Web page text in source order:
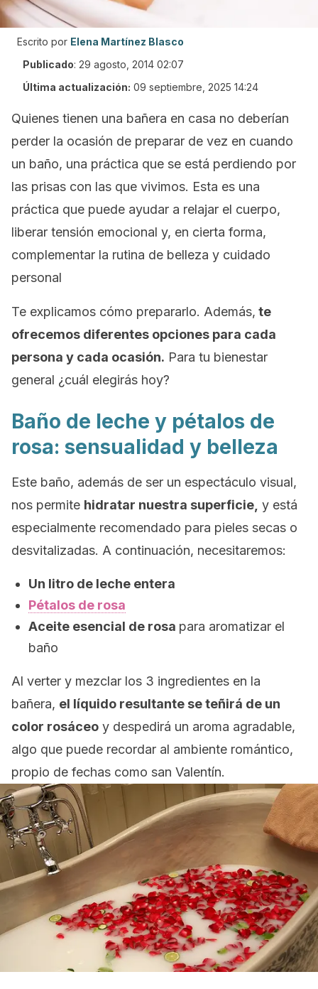
Escrito por Elena Martínez Blasco
Publicado: 29 agosto, 2014 02:07
Última actualización: 09 septiembre, 2025 14:24
Quienes tienen una bañera en casa no deberían
perder la ocasión de preparar de vez en cuando
un baño, una práctica que se está perdiendo por
las prisas con las que vivimos. Esta es una
práctica que puede ayudar a relajar el cuerpo,
liberar tensión emocional y, en cierta forma,
complementar la rutina de belleza y cuidado
personal
Te explicamos cómo prepararlo. Además, te
ofrecemos diferentes opciones para cada
persona y cada ocasión. Para tu bienestar
general ¿cuál elegirás hoy?
Baño de leche y pétalos de
rosa: sensualidad y belleza
Este baño, además de ser un espectáculo visual,
nos permite hidratar nuestra superficie, y está
especialmente recomendado para pieles secas o
desvitalizadas. A continuación, necesitaremos:
Un litro de leche entera
Pétalos de rosa
Aceite esencial de rosa para aromatizar el
baño
Al verter y mezclar los 3 ingredientes en la
bañera, el líquido resultante se teñirá de un
color rosáceo y despedirá un aroma agradable,
algo que puede recordar al ambiente romántico,
propio de fechas como san Valentín.